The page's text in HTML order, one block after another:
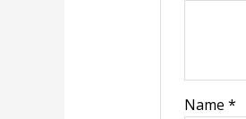
Name*